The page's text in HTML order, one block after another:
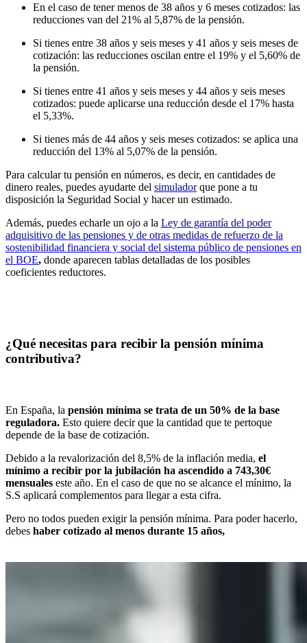
En el caso de tener menos de 38 años y 6 meses cotizados: las
reducciones van del 21% al 5,87% de la pensión.
Si tienes entre 38 años y seis meses y 41 años y seis meses de
cotización: las reducciones oscilan entre el 19% y el 5,60% de
la pensión.
Si tienes entre 41 años y seis meses y 44 años y seis meses
cotizados: puede aplicarse una reducción desde el 17% hasta
el 5,33%.
Si tienes más de 44 años y seis meses cotizados: se aplica una
reducción del 13% al 5,07% de la pensión.
Para calcular tu pensión en números, es decir, en cantidades de
dinero reales, puedes ayudarte del simuladorque pone a tu
disposición la Seguridad Social y hacer un estimado.
Además, puedes echarle un ojo a la Ley de garantía del poder
adquisitivo de las pensiones y de otras medidas de refuerzo de la
sostenibilidad financiera y social del sistema público de pensiones en
el BOE, donde aparecen tablas detalladas de los posibles
coeficientes reductores.
¿Qué necesitas para recibir la pensión mínima
contributiva?
En España, la pensión mínima se trata de un 50% de la base
reguladora. Esto quiere decir que la cantidad que te pertoque
depende de la base de cotización.
Debido a la revalorización del 8,5% de la inflación media, el
mínimo a recibir por la jubilación ha ascendido a 743,30€
mensuales este año. En el caso de que no se alcance el mínimo, la
S.S aplicará complementos para llegar a esta cifra.
Pero no todos pueden exigir la pensión mínima. Para poder hacerlo,
debes haber cotizado al menos durante 15 años,